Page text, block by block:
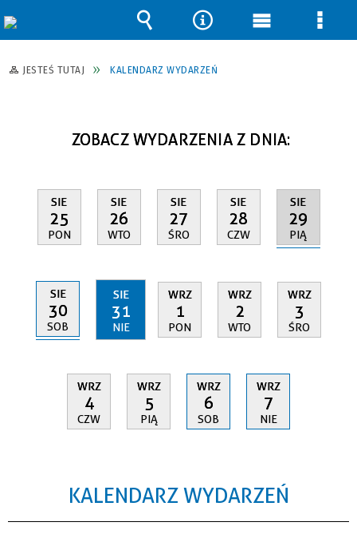
JESTEŚ TUTAJ KALENDARZ WYDARZEŃ
ZOBACZ WYDARZENIA Z DNIA:
SIE
25
PON
SIE
26
WTO
SIE
27
ŚRO
SIE
28
CZW
SIE
29
PIĄ
SIE
30
SOB
SIE
31
NIE
WRZ
1
PON
WRZ
2
WTO
WRZ
3
ŚRO
WRZ
4
CZW
WRZ
5
PIĄ
WRZ
6
SOB
WRZ
7
NIE
KALENDARZ WYDARZEŃ
Wyszukiwarka
Narzędzia
Menu Menu